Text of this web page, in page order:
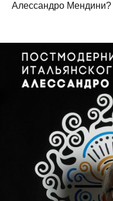
Алессандро Мендини?